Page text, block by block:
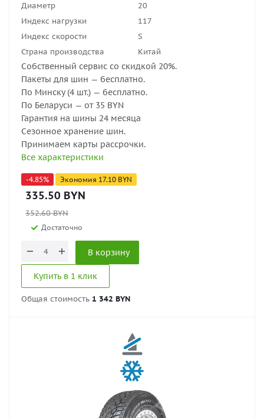
Диаметр
20
Индекс нагрузки
117
Индекс скорости
S
Страна производства
Китай
Собственный сервис со скидкой 20%.
Пакеты для шин — бесплатно.
По Минску (4 шт.) — бесплатно.
По Беларуси — от 35 BYN
Гарантия на шины 24 месяца
Сезонное хранение шин.
Принимаем карты рассрочки.
Все характеристики
-4.85% Экономия 17.10 BYN
335.50 BYN
352.60BYN
Достаточно
В корзину
Купить в 1 клик
Общая стоимость 1 342 BYN